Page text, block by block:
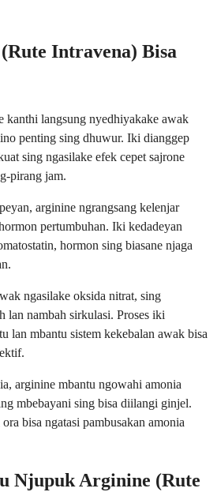
Intravena) Bisa
kanthi langsung nyedhiyakake awak
penting sing dhuwur. Iki dianggep
sing ngasilake efek cepet sajrone
pirang jam.
arginine ngrangsang kelenjar
pertumbuhan. Iki kedadeyan
hormon sing biasane njaga
ngasilake oksida nitrat, sing
lan nambah sirkulasi. Proses iki
lan mbantu sistem kekebalan awak bisa
arginine mbantu ngowahi amonia
mbebayani sing bisa diilangi ginjel.
bisa ngatasi pambusakan amonia
Njupuk Arginine (Rute